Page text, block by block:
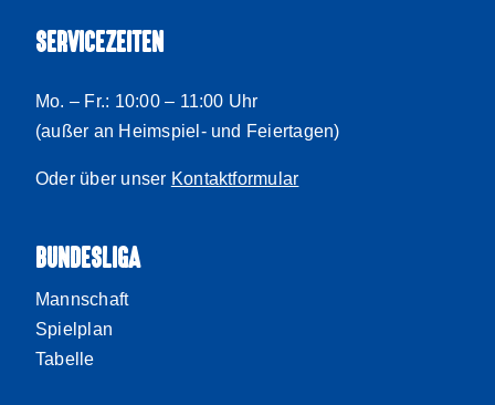
SERVICEZEITEN
Mo. – Fr.: 10:00 – 11:00 Uhr
(außer an Heimspiel- und Feiertagen)
Oder über unser Kontaktformular
BUNDESLIGA
Mannschaft
Spielplan
Tabelle